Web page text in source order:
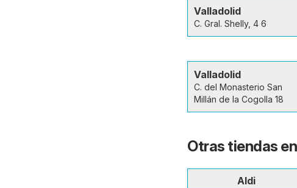
Valladolid
C. Gral. Shelly, 4 6
Valladolid
C. del Monasterio San
Millán de la Cogolla 18
Otras tiendas
Aldi